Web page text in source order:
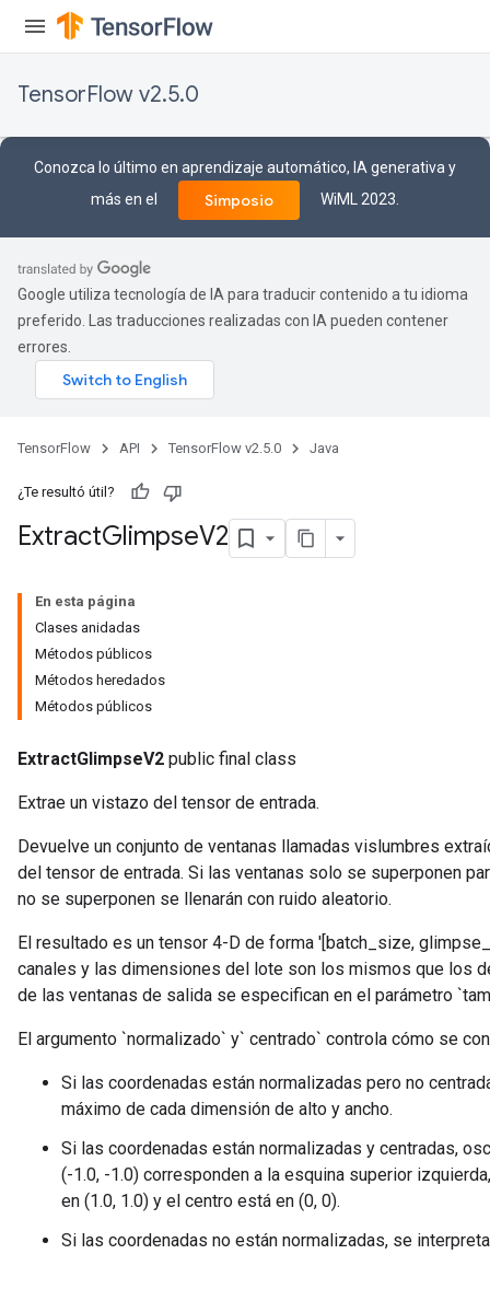
TensorFlow v2.5.0
Conozca lo último en aprendizaje automático, IA generativa y
más en el
Simposio WiML 2023.
Google utiliza tecnología de IA para traducir contenido a tu idioma
preferido. Las traducciones realizadas con IA pueden contener
errores.
TensorFlow API TensorFlow v2.5.0 Java
¿Te resultó útil?
ExtractGlimpseV2
En esta página
Clases anidadas
Métodos públicos
Métodos heredados
Métodos públicos
ExtractGlimpseV2 public final class
Extrae un vistazo del tensor de entrada.
Devuelve un conjunto de ventanas llamadas vislumbres
del tensor de entrada. Si las ventanas solo se superponen
no se superponen se llenarán con ruido aleatorio.
El resultado es un tensor 4-D de forma '[batch_size,
canales y las dimensiones del lote son los mismos que los
de las ventanas de salida se especifican en el parámetro
El argumento `normalizado` y` centrado` controla cómo se
Si las coordenadas están normalizadas pero no
máximo de cada dimensión de alto y ancho.
Si las coordenadas están normalizadas y centradas,
(-1.0, -1.0) corresponden a la esquina superior
en (1.0, 1.0) y el centro está en (0, 0).
Si las coordenadas no están normalizadas, se